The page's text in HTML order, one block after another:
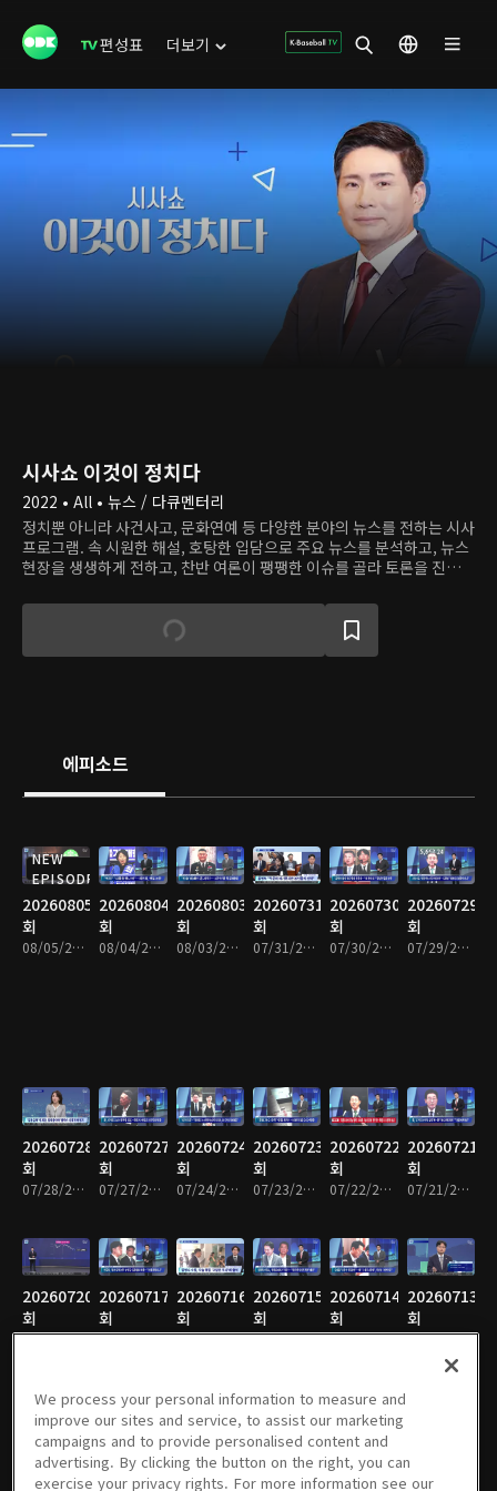
편성표 더보기
시사쇼 이것이 정치다
2022 • All • 뉴스 / 다큐멘터리
정치뿐 아니라 사건사고, 문화연예 등 다양한 분야의 뉴스를 전하는 시사
프로그램. 속 시원한 해설, 호탕한 입담으로 주요 뉴스를 분석하고, 뉴스
현장을 생생하게 전하고, 찬반 여론이 팽팽한 이슈를 골라 토론을 진행하
에피소드
NEW
EPISODE
20260805
회
08/05/2026 • 1시간 35분
20260804
회
08/04/2026 • 1시간 33분
20260803
회
08/03/2026 • 1시간 34분
20260731
회
07/31/2026 • 1시간 34분
20260730
회
07/30/2026 • 1시간 34분
20260729
회
07/29/2026 • 1시간 36분
20260728
회
07/28/2026 • 1시간 36분
20260727
회
07/27/2026 • 1시간 34분
20260724
회
07/24/2026 • 1시간 35분
20260723
회
07/23/2026 • 1시간 34분
20260722
회
07/22/2026 • 1시간 36분
20260721
회
07/21/2026 • 1시간 34분
20260720
회
07/20/2026 • 1시간 33분
20260717
회
07/17/2026 • 1시간 35분
20260716
회
07/16/2026 • 1시간 33분
20260715
회
07/15/2026 • 1시간 35분
20260714
회
07/14/2026 • 1시간 35분
20260713
회
07/13/2026 • 1시간 33분
20260710
회
20260709
회
20260708
회
20260707
회
20260706
회
회
We process your personal information to measure and
improve our sites and service, to assist our marketing
campaigns and to provide personalised content and
advertising. By clicking the button on the right, you can
exercise your privacy rights. For more information see our